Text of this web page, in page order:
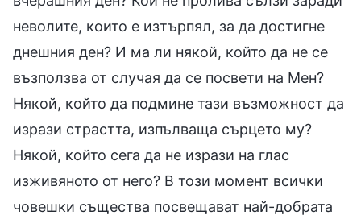
неволите, които е изтърпял, за да достигне
днешния ден? И ма ли някой, който да не се
възползва от случая да се посвети на Мен?
Някой, който да подмине тази възможност да
изрази страстта, изпълваща сърцето му?
Някой, който сега да не изрази на глас
изживяното от него? В този момент всички
човешки същества посвещават най-добрата